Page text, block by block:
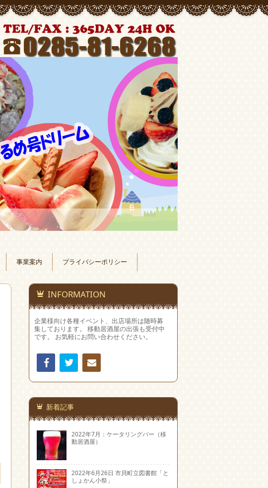
事業案内 プライバシーポリシー
INFORMATION
企業様向け各種イベント、出店場所は随時募
集しております。 移動居酒屋の出張も受付中
です。 お気軽にお問い合わせください。
Facebook
連絡
先
新着記事
2022年7月：ケータリングバー（移
動居酒屋）
2022年6月26日 市貝町立図書館「と
しょかん小祭」